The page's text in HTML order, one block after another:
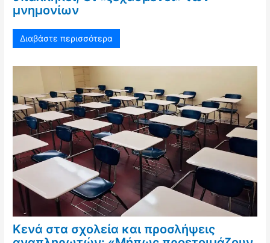
μνημονίων
Διαβάστε περισσότερα
Κενά στα σχολεία και προσλήψεις